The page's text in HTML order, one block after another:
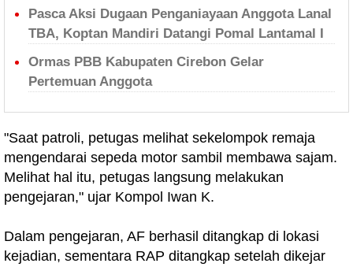
Pasca Aksi Dugaan Penganiayaan Anggota Lanal
TBA, Koptan Mandiri Datangi Pomal Lantamal I
Ormas PBB Kabupaten Cirebon Gelar
Pertemuan Anggota
"Saat patroli, petugas melihat sekelompok remaja
mengendarai sepeda motor sambil membawa sajam.
Melihat hal itu, petugas langsung melakukan
pengejaran," ujar Kompol Iwan K.
Dalam pengejaran, AF berhasil ditangkap di lokasi
kejadian, sementara RAP ditangkap setelah dikejar